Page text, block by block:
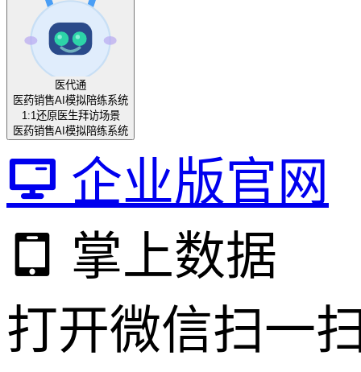
医代通
医药销售AI模拟陪练系统
1:1还原医生拜访场景
医药销售AI模拟陪练系统
企业版官网
掌上数据
打开微信扫一